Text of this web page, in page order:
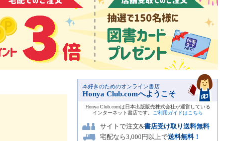
本好きのためのオンライン書店
Honya Club.comへようこそ
Honya Club.comは日本出版販売株式会社が運営している
インターネット書店です。
ご利用ガイドはこちら
サイトで注文&書店受け取り送料無料
宅配なら3,000円以上で送料無料！